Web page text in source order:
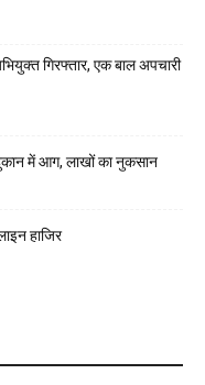
गिरफ्तार, एक बाल अपचारी
में आग, लाखों का नुकसान
हाजिर